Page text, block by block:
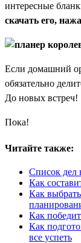
интересные
скачать его,
Если домашний
обязательно
До новых встреч!
Пока!
Читайте также:
Список дел
Как
Как
Как
Как
все успеть